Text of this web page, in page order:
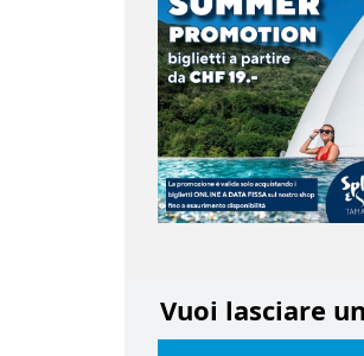
Vuoi lasciare